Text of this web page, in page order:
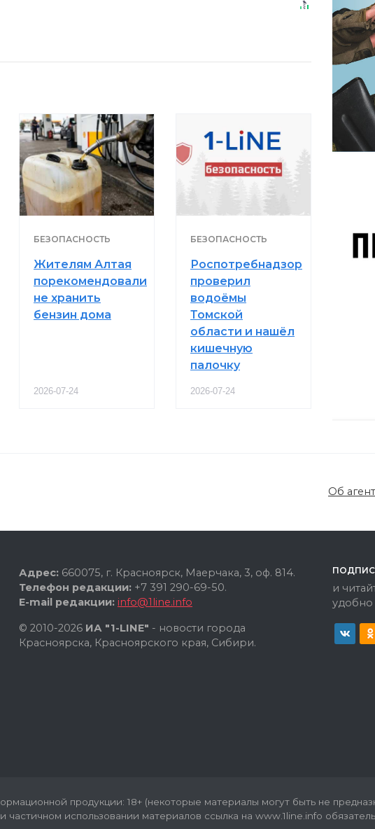
БЕЗОПАСНОСТЬ
Жителям Алтая
порекомендовали
не хранить
бензин дома
2026-07-24
БЕЗОПАСНОСТЬ
Роспотребнадзор
проверил
водоёмы
Томской
области и нашёл
кишечную
палочку
2026-07-24
Об
Адрес: 660075, г. Красноярск, Маерчака, 3, оф. 814.
Телефон редакции: +7 391 290-69-50.
E-mail редакции: info@1line.info
© 2010-2026 ИА "1-LINE" - новости города
Красноярска, Красноярского края, Сибири.
и
удобно
продукции: 18+ (некоторые материалы могут быть не
частичном использовании материалов ссылка на www.1line.info